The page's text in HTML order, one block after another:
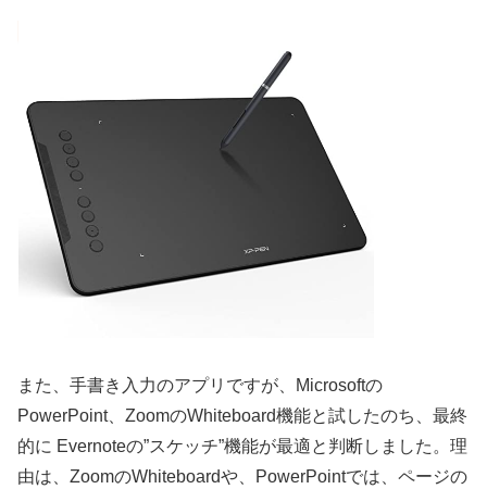
また、手書き入力のアプリですが、Microsoftの
PowerPoint、ZoomのWhiteboard機能と試したのち、最終
的に Evernoteの”スケッチ”機能が最適と判断しました。理
由は、ZoomのWhiteboardや、PowerPointでは、ページの